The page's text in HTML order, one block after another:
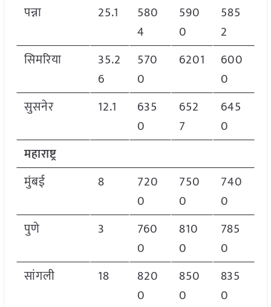
पन्ना
25.1
580
4
590
0
585
2
सिमरिया
35.2
6
570
0
6201
600
0
सुसनेर
12.1
635
0
652
7
645
0
महाराष्ट्र
मुंबई
8
720
0
750
0
740
0
पुणे
3
760
0
810
0
785
0
सांगली
18
820
0
850
0
835
0